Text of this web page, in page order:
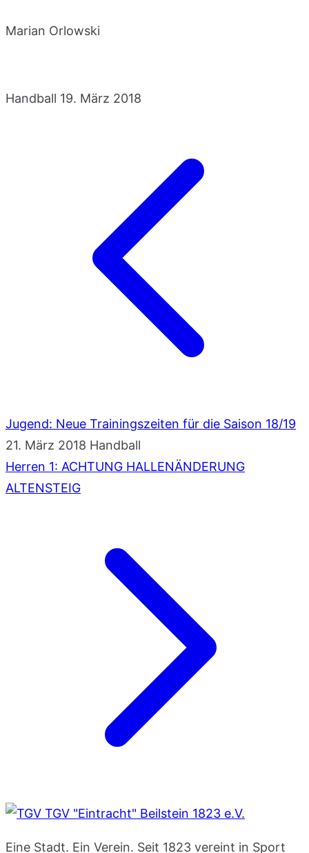
Marian Orlowski
Handball 19. März 2018
Jugend: Neue Trainingszeiten für die Saison 18/19
21. März 2018 Handball
Herren 1: ACHTUNG HALLENÄNDERUNG
ALTENSTEIG
TGV "Eintracht" Beilstein 1823 e.V.
Eine Stadt. Ein Verein. Seit 1823 vereint in Sport